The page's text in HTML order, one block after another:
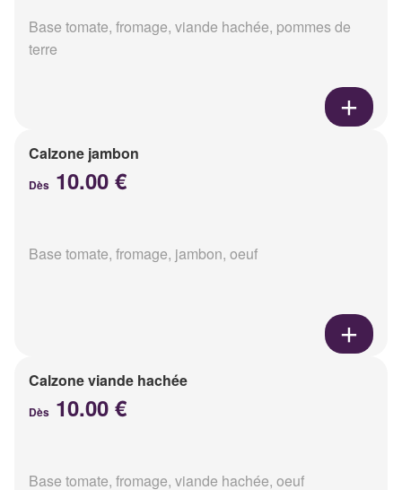
Base tomate, fromage, viande hachée, pommes de
terre
Calzone jambon
Dès 10.00 €
Base tomate, fromage, jambon, oeuf
Calzone viande hachée
Dès 10.00 €
Base tomate, fromage, viande hachée, oeuf